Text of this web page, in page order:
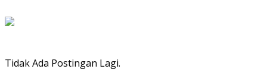
Tidak Ada Postingan Lagi.